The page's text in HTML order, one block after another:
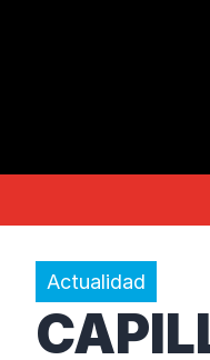
Actualidad